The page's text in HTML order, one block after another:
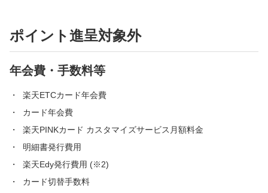
ポイント進呈対象外
年会費・手数料等
楽天ETCカード年会費
カード年会費
楽天PINKカード カスタマイズサービス月額料金
明細書発行費用
楽天Edy発行費用 (※2)
カード切替手数料